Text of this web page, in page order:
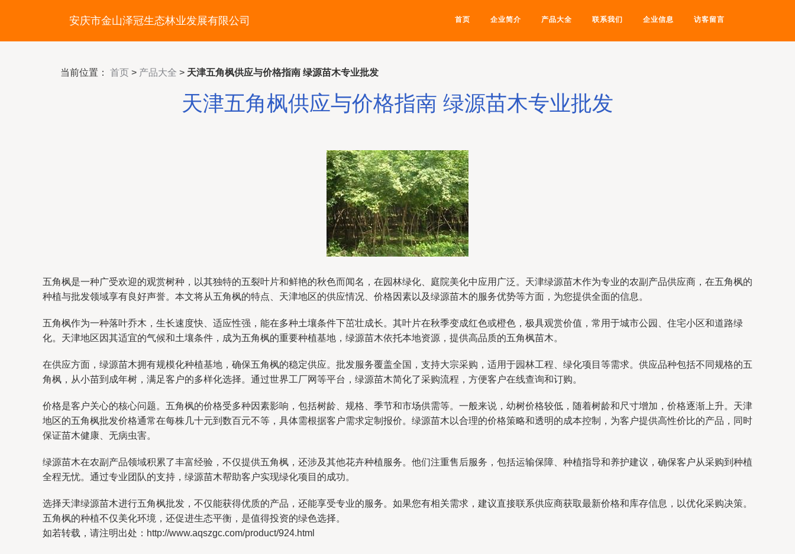
安庆市金山泽冠生态林业发展有限公司 首页 企业简介 产品大全 联系我们 企业信息 访客留言
当前位置： 首页 > 产品大全 > 天津五角枫供应与价格指南 绿源苗木专业批发
天津五角枫供应与价格指南 绿源苗木专业批发
五角枫是一种广受欢迎的观赏树种，以其独特的五裂叶片和鲜艳的秋色而闻名，在园林绿化、庭院美化中应用广泛。天津绿源苗木作为专业的农副产品供应商，在五角枫的
种植与批发领域享有良好声誉。本文将从五角枫的特点、天津地区的供应情况、价格因素以及绿源苗木的服务优势等方面，为您提供全面的信息。
五角枫作为一种落叶乔木，生长速度快、适应性强，能在多种土壤条件下茁壮成长。其叶片在秋季变成红色或橙色，极具观赏价值，常用于城市公园、住宅小区和道路绿
化。天津地区因其适宜的气候和土壤条件，成为五角枫的重要种植基地，绿源苗木依托本地资源，提供高品质的五角枫苗木。
在供应方面，绿源苗木拥有规模化种植基地，确保五角枫的稳定供应。批发服务覆盖全国，支持大宗采购，适用于园林工程、绿化项目等需求。供应品种包括不同规格的五
角枫，从小苗到成年树，满足客户的多样化选择。通过世界工厂网等平台，绿源苗木简化了采购流程，方便客户在线查询和订购。
价格是客户关心的核心问题。五角枫的价格受多种因素影响，包括树龄、规格、季节和市场供需等。一般来说，幼树价格较低，随着树龄和尺寸增加，价格逐渐上升。天津
地区的五角枫批发价格通常在每株几十元到数百元不等，具体需根据客户需求定制报价。绿源苗木以合理的价格策略和透明的成本控制，为客户提供高性价比的产品，同时
保证苗木健康、无病虫害。
绿源苗木在农副产品领域积累了丰富经验，不仅提供五角枫，还涉及其他花卉种植服务。他们注重售后服务，包括运输保障、种植指导和养护建议，确保客户从采购到种植
全程无忧。通过专业团队的支持，绿源苗木帮助客户实现绿化项目的成功。
选择天津绿源苗木进行五角枫批发，不仅能获得优质的产品，还能享受专业的服务。如果您有相关需求，建议直接联系供应商获取最新价格和库存信息，以优化采购决策。
五角枫的种植不仅美化环境，还促进生态平衡，是值得投资的绿色选择。
如若转载，请注明出处：http://www.aqszgc.com/product/924.html